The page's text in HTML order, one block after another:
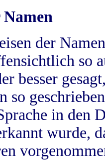
Namen
der
so
besser
so
in
wurde,